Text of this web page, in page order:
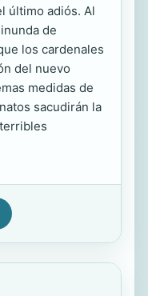
último adiós. Al
de
los cardenales
del nuevo
medidas de
sacudirán la